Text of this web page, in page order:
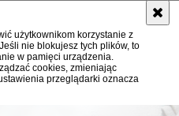
użytkownikom korzystanie z
nie blokujesz tych plików, to
w pamięci urządzenia.
cookies, zmieniając
przeglądarki oznacza